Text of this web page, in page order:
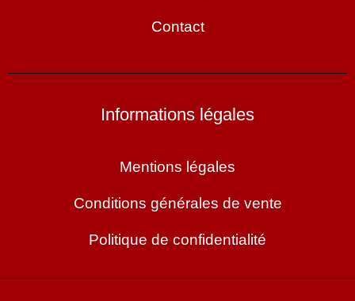
Contact
Informations légales
Mentions légales
Conditions générales de vente
Politique de confidentialité